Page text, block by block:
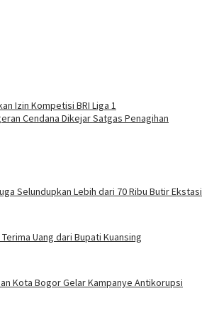
Izin Kompetisi BRI Liga 1
Cendana Dikejar Satgas Penagihan
Selundupkan Lebih dari 70 Ribu Butir Ekstasi
Uang dari Bupati Kuansing
Kota Bogor Gelar Kampanye Antikorupsi